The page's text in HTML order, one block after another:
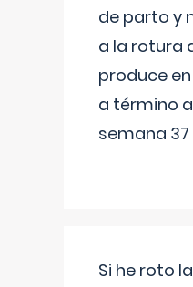
de parto y
a la rotura
produce
a término
semana
Si he roto